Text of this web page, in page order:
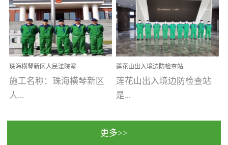
支优势优吸环保是一棵正
茁壮成长的树，只要我们
人人都爱护她、珍惜她、
她将越来越枝繁叶茂，终
将会成为一棵参天大树！
优吸环保截止2020年拥有
全国600家网点分支机构。
【东莞美豪雅致酒店】室
内空气治理项目东莞美豪
雅致酒店 东莞美豪雅
致酒店是为中高端人士...
学广州校区室内空气治
理 工程案例地址：广
州南沙区·香港科技大学(广
州)校区 工程案...
珠海横琴新区人民法院室
内除甲醛空气治理项目
施工名称：珠海横琴新区
人...
民法院室内除甲醛空气治
莲花山出入境边防检查站
室内除甲醛空气治理项目
莲花山出入境边防检查站
是...
国家通过设在对外开放口
更多>>